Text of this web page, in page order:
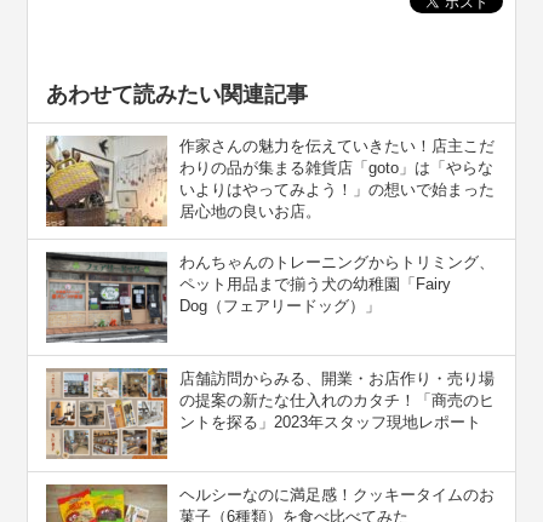
あわせて読みたい関連記事
作家さんの魅力を伝えていきたい！店主こだ
わりの品が集まる雑貨店「goto」は「やらな
いよりはやってみよう！」の想いで始まった
居心地の良いお店。
わんちゃんのトレーニングからトリミング、
ペット用品まで揃う犬の幼稚園「Fairy
Dog（フェアリードッグ）」
店舗訪問からみる、開業・お店作り・売り場
の提案の新たな仕入れのカタチ！「商売のヒ
ントを探る」2023年スタッフ現地レポート
ヘルシーなのに満足感！クッキータイムのお
菓子（6種類）を食べ比べてみた